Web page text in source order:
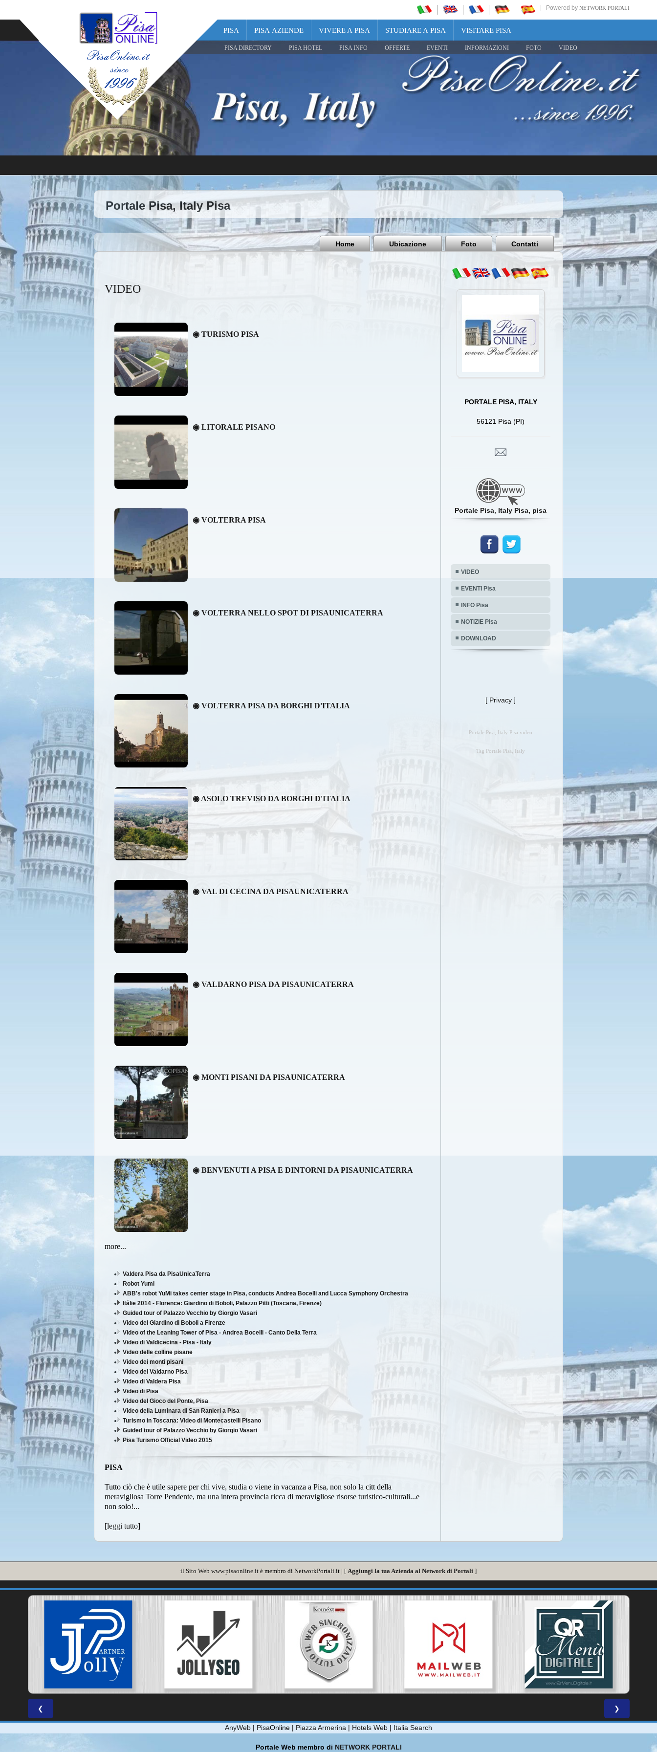
Powered by NETWORK PORTALI
PISA PISA AZIENDE VIVERE A PISA STUDIARE A PISA VISITARE PISA
PISA DIRECTORY PISA HOTEL PISA INFO OFFERTE EVENTI INFORMAZIONI FOTO VIDEO
Share
Pisa
Italy
Portale Pisa, Italy Pisa
Home Ubicazione Foto Contatti
VIDEO
◉ TURISMO PISA
◉ LITORALE PISANO
◉ VOLTERRA PISA
◉ VOLTERRA NELLO SPOT DI PISAUNICATERRA
◉ VOLTERRA PISA DA BORGHI D'ITALIA
◉ ASOLO TREVISO DA BORGHI D'ITALIA
◉ VAL DI CECINA DA PISAUNICATERRA
◉ VALDARNO PISA DA PISAUNICATERRA
◉ MONTI PISANI DA PISAUNICATERRA
◉ BENVENUTI A PISA E DINTORNI DA PISAUNICATERRA
more...
Valdera Pisa da PisaUnicaTerra
Robot Yumi
ABB's robot YuMi takes center stage in Pisa, conducts Andrea Bocelli and Lucca Symphony Orchestra
Itálie 2014 - Florence: Giardino di Boboli, Palazzo Pitti (Toscana, Firenze)
Guided tour of Palazzo Vecchio by Giorgio Vasari
Video del Giardino di Boboli a Firenze
Video of the Leaning Tower of Pisa - Andrea Bocelli - Canto Della Terra
Video di Valdicecina - Pisa - Italy
Video delle colline pisane
Video dei monti pisani
Video del Valdarno Pisa
Video di Valdera Pisa
Video di Pisa
Video del Gioco del Ponte, Pisa
Video della Luminara di San Ranieri a Pisa
Turismo in Toscana: Video di Montecastelli Pisano
Guided tour of Palazzo Vecchio by Giorgio Vasari
Pisa Turismo Official Video 2015
PISA
Tutto ciò che è utile sapere per chi vive, studia o viene in vacanza a Pisa, non solo la citt della
meravigliosa Torre Pendente, ma una intera provincia ricca di meravigliose risorse turistico-culturali...e
non solo!...
[leggi tutto]
PORTALE PISA, ITALY
56121 Pisa (PI)
Portale Pisa, Italy Pisa, pisa
VIDEO
EVENTI Pisa
INFO Pisa
NOTIZIE Pisa
DOWNLOAD
[ Privacy ]
Portale Pisa, Italy Pisa video
Tag Portale Pisa, Italy
il Sito Web www.pisaonline.it è membro di NetworkPortali.it | [ Aggiungi la tua Azienda al Network di Portali ]
❮ ❯
AnyWeb | PisaOnline | Piazza Armerina | Hotels Web | Italia Search
Portale Web membro di NETWORK PORTALI